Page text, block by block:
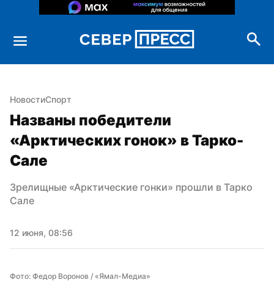
НовостиСпорт
Названы победители
«Арктических гонок» в Тарко-
Сале
Зрелищные «Арктические гонки» прошли в Тарко
Сале
12 июня, 08:56
Фото: Федор Воронов / «Ямал-Медиа»